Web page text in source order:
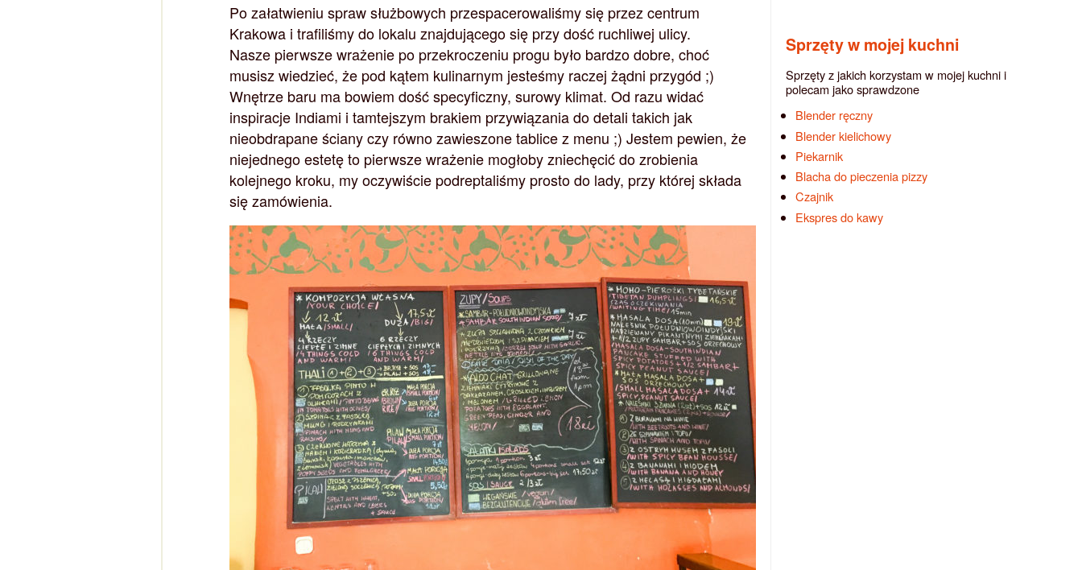
Po załatwieniu spraw służbowych przespacerowaliśmy się przez centrum
Krakowa i trafiliśmy do lokalu znajdującego się przy dość ruchliwej ulicy.
Nasze pierwsze wrażenie po przekroczeniu progu było bardzo dobre, choć
musisz wiedzieć, że pod kątem kulinarnym jesteśmy raczej żądni przygód ;)
Wnętrze baru ma bowiem dość specyficzny, surowy klimat. Od razu widać
inspiracje Indiami i tamtejszym brakiem przywiązania do detali takich jak
nieobdrapane ściany czy równo zawieszone tablice z menu ;) Jestem pewien, że
niejednego estetę to pierwsze wrażenie mogłoby zniechęcić do zrobienia
kolejnego kroku, my oczywiście podreptaliśmy prosto do lady, przy której składa
się zamówienia.
Sprzęty w mojej kuchni
Sprzęty z jakich korzystam w mojej kuchni i
polecam jako sprawdzone
Blender ręczny
Blender kielichowy
Piekarnik
Blacha do pieczenia pizzy
Czajnik
Ekspres do kawy